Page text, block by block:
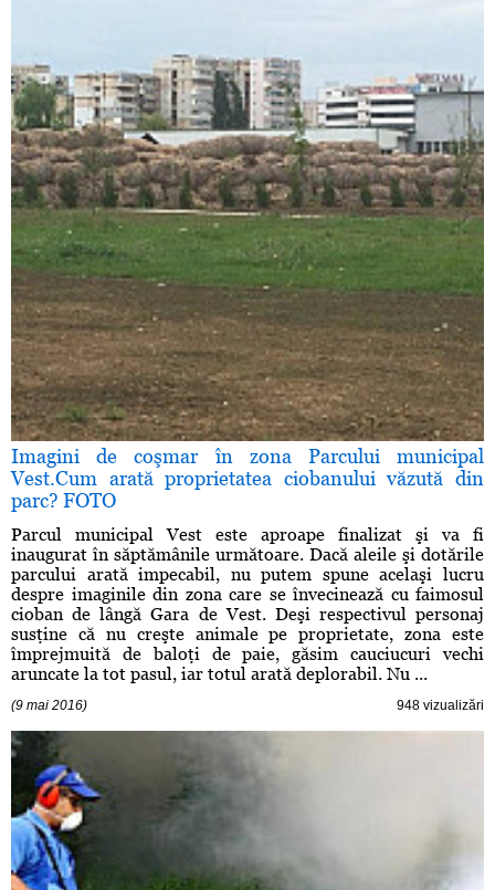
Imagini de coşmar în zona Parcului municipal
Vest.Cum arată proprietatea ciobanului văzută din
parc? FOTO
Parcul municipal Vest este aproape finalizat şi va fi
inaugurat în săptămânile următoare. Dacă aleile şi dotările
parcului arată impecabil, nu putem spune acelaşi lucru
despre imaginile din zona care se învecinează cu faimosul
cioban de lângă Gara de Vest. Deşi respectivul personaj
susţine că nu creşte animale pe proprietate, zona este
împrejmuită de baloţi de paie, găsim cauciucuri vechi
aruncate la tot pasul, iar totul arată deplorabil. Nu ...
(9 mai 2016) 948 vizualizări